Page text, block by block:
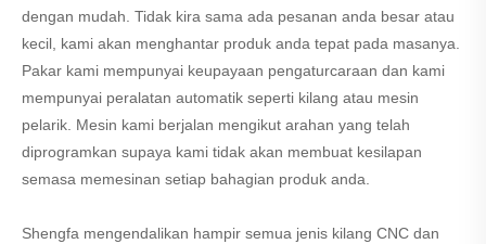
dengan mudah. Tidak kira sama ada pesanan anda besar atau
kecil, kami akan menghantar produk anda tepat pada masanya.
Pakar kami mempunyai keupayaan pengaturcaraan dan kami
mempunyai peralatan automatik seperti kilang atau mesin
pelarik. Mesin kami berjalan mengikut arahan yang telah
diprogramkan supaya kami tidak akan membuat kesilapan
semasa memesinan setiap bahagian produk anda.
Shengfa mengendalikan hampir semua jenis kilang CNC dan